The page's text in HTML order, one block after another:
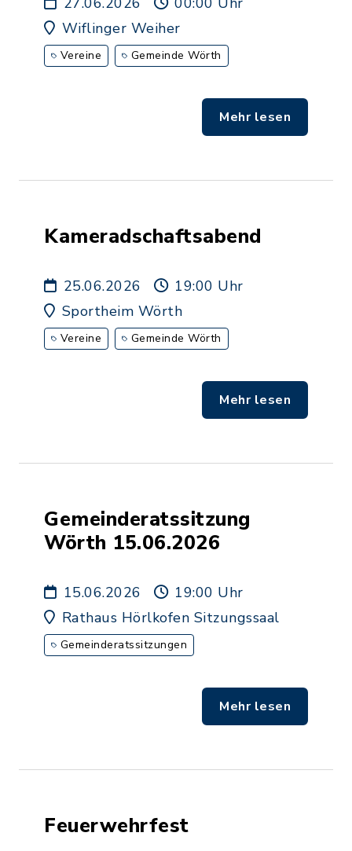
Wiflinger Weiher
Vereine Gemeinde Wörth
Mehr lesen
Kameradschaftsabend
25.06.2026
19:00 Uhr
Sportheim Wörth
Vereine Gemeinde Wörth
Mehr lesen
Gemeinderatssitzung
Wörth 15.06.2026
15.06.2026
19:00 Uhr
Rathaus Hörlkofen Sitzungssaal
Gemeinderatssitzungen
Mehr lesen
Feuerwehrfest